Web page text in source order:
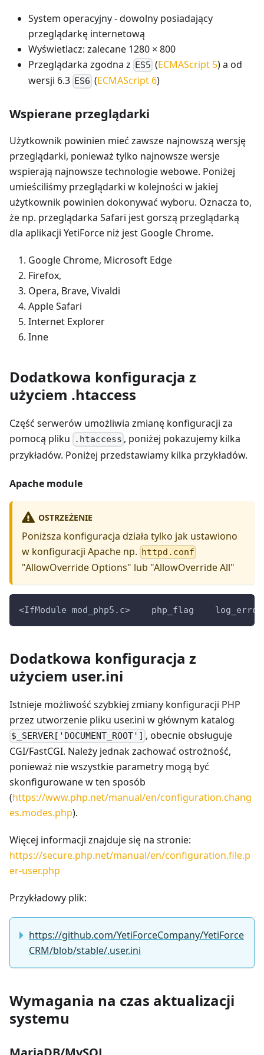
System operacyjny - dowolny posiadający
przeglądarkę internetową
Wyświetlacz: zalecane 1280 × 800
Przeglądarka zgodna z ES5 (ECMAScript 5) a od
wersji 6.3 ES6 (ECMAScript 6)
Wspierane przeglądarki
Użytkownik powinien mieć zawsze najnowszą wersję
przeglądarki, ponieważ tylko najnowsze wersje
wspierają najnowsze technologie webowe. Poniżej
umieściliśmy przeglądarki w kolejności w jakiej
użytkownik powinien dokonywać wyboru. Oznacza to,
że np. przeglądarka Safari jest gorszą przeglądarką
dla aplikacji YetiForce niż jest Google Chrome.
Google Chrome, Microsoft Edge
Firefox,
Opera, Brave, Vivaldi
Apple Safari
Internet Explorer
Inne
Dodatkowa konfiguracja z
użyciem .htaccess
Część serwerów umożliwia zmianę konfiguracji za
pomocą pliku
.htaccess , poniżej pokazujemy kilka
przykładów. Poniżej przedstawiamy kilka przykładów.
Apache module
OSTRZEŻENIE
Poniższa konfiguracja działa tylko jak ustawiono
w konfiguracji Apache np. httpd.conf
"AllowOverride Options" lub "AllowOverride All"
<IfModule mod_php5.c>    php_flag
Dodatkowa konfiguracja z
użyciem user.ini
Istnieje możliwość szybkiej zmiany konfiguracji PHP
przez utworzenie pliku user.ini w głównym katalog
$_SERVER['DOCUMENT_ROOT'] , obecnie obsługuje
CGI/FastCGI. Należy jednak zachować ostrożność,
ponieważ nie wszystkie parametry mogą być
skonfigurowane w ten sposób
(https://www.php.net/manual/en/configuration.chang
es.modes.php).
Więcej informacji znajduje się na stronie:
https://secure.php.net/manual/en/configuration.file.p
er-user.php
Przykładowy plik:
https://github.com/YetiForceCompany/YetiForce
CRM/blob/stable/.user.ini
Wymagania na czas aktualizacji
systemu